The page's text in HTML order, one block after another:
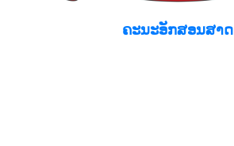
ຄະນະອັກສອນສາດ